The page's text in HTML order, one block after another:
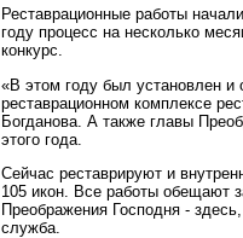
Реставрационные работы
году процесс на несколько
конкурс.
«В этом году был установлен и
реставрационном комплексе
Богданова. А также главы
этого года.
Сейчас реставрируют и
105 икон. Все работы обещают
Преображения Господня -
служба.